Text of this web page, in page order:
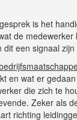
is het
de medewerker
dit een signaal
en wat er
die zich te
Zeker als
richting